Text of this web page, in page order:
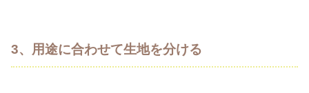
3、用途に合わせて生地を分ける